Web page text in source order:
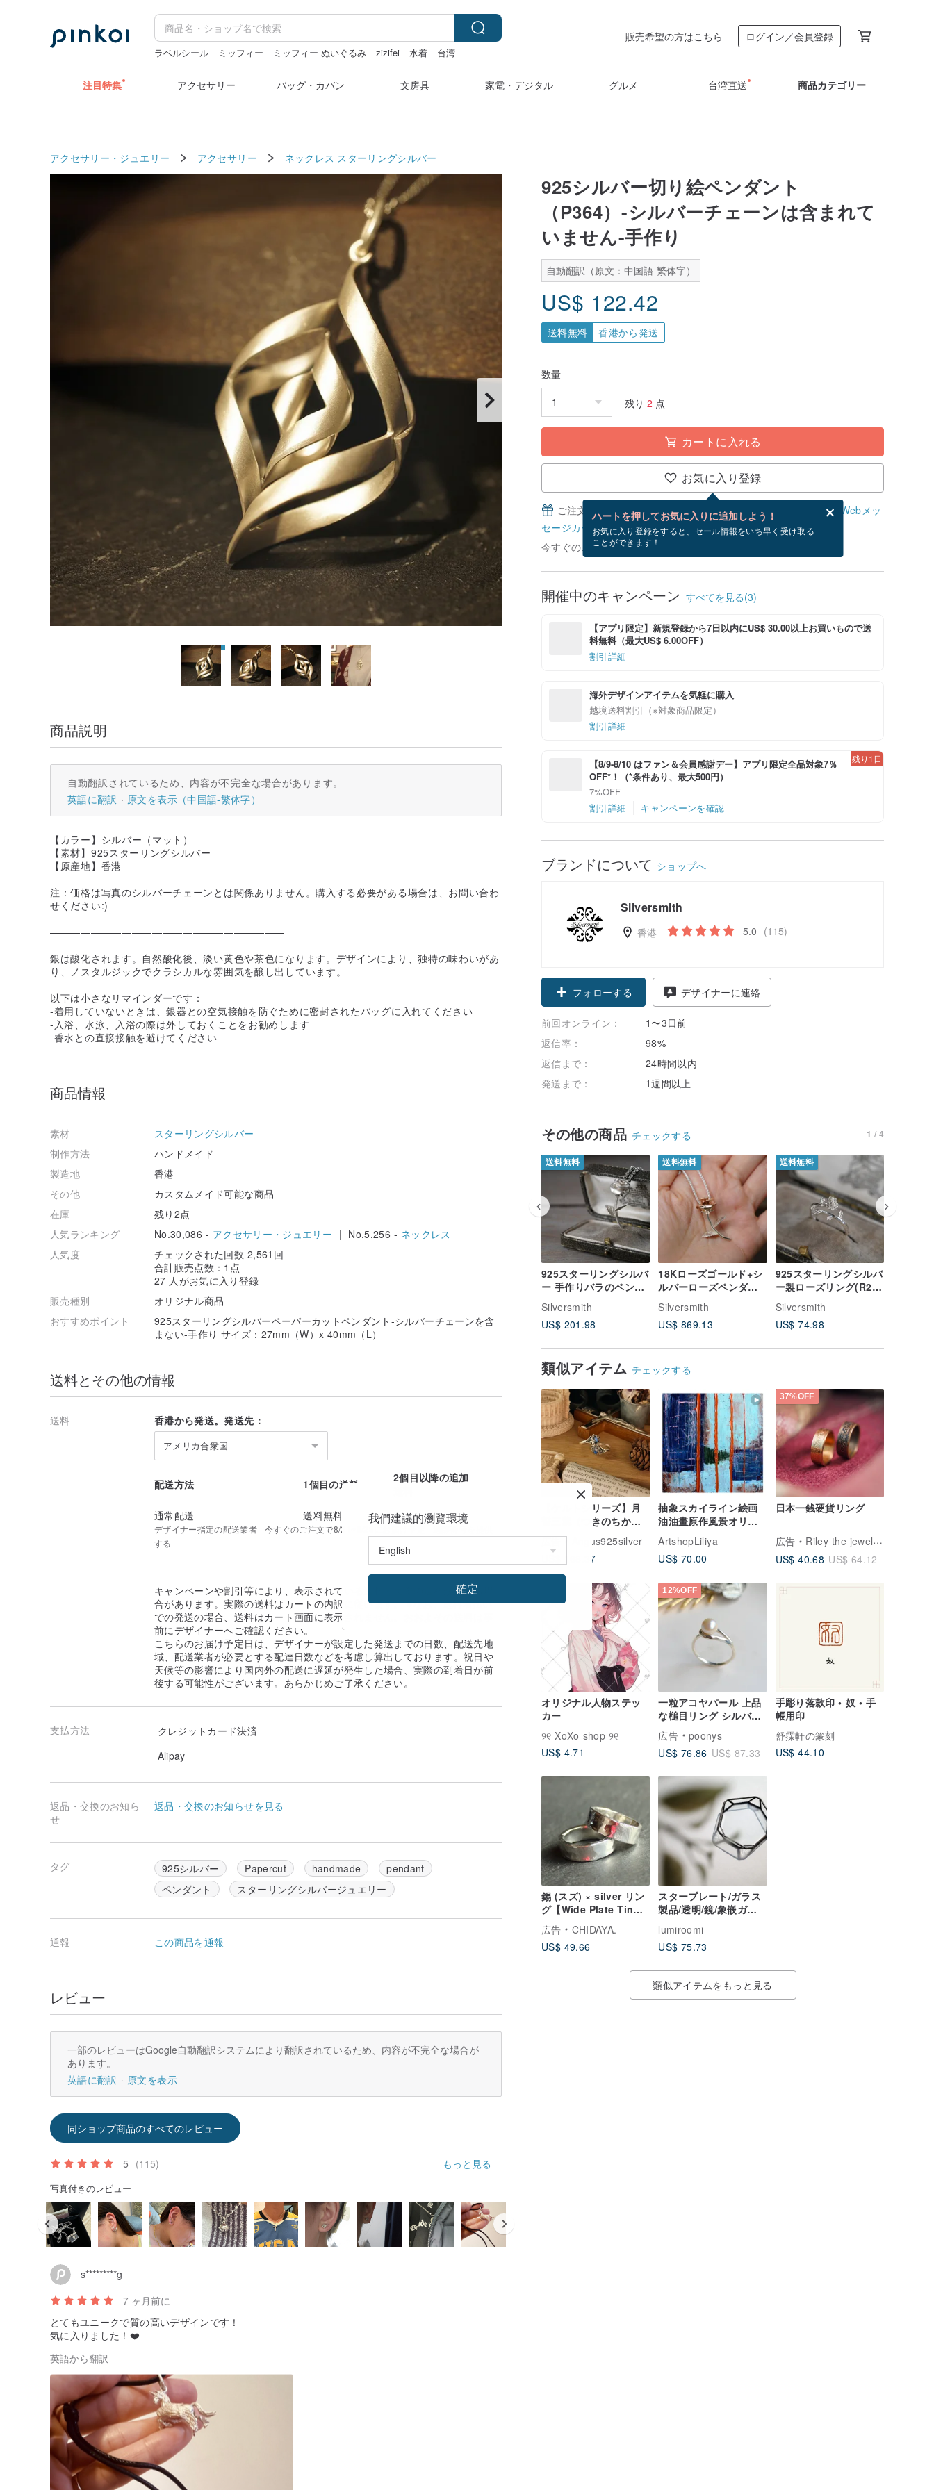
ラベルシール ミッフィー ミッフィー ぬいぐるみ zizifei 水着
台湾
販売希望の方はこちら ログイン／会員登録
注目特集 アクセサリー バッグ・カバン 文房具 家電・デジタル グルメ 台湾直送 商品カテゴリー
アクセサリー・ジュエリー アクセサリー ネックレス スターリングシルバー
925シルバー切り絵ペンダント
（P364）-シルバーチェーンは含まれて
いません-手作り
自動翻訳（原文：中国語-繁体字）
US$ 122.42
送料無料 香港から発送
数量
残り 2 点
カートに入れる
お気に入り登録
ハートを押してお気に入りに追加しよう！
お気に入り登録をすると、セール情報をいち早く受け取る
ことができます！
ご注文完了後、無料でWebメッセージカードを作成できます。
Webメッ
セージカードとは？
今すぐのご注文で8/21~8/28にお届け予定です。
開催中のキャンペーン すべてを見る(3)
【アプリ限定】新規登録から7日以内にUS$ 30.00以上お買いもので送
料無料（最大US$ 6.00OFF）
割引詳細
海外デザインアイテムを気軽に購入
越境送料割引（※対象商品限定）
割引詳細
【8/9-8/10 はファン＆会員感謝デー】アプリ限定全品対象7％
OFF*！（*条件あり、最大500円）
7%OFF
割引詳細
キャンペーンを確認
残り1日
ブランドについて ショップへ
Silversmith
香港 5.0 (115)
フォローする デザイナーに連絡
前回オンライン：
1〜3日前
返信率：
98%
返信まで：
24時間以内
発送まで：
1週間以上
その他の商品 チェックする 1 / 4
送料無料
925スターリングシルバ
ー 手作りバラのペンダ
ント SN2/18インチネッ
クレス付き (P375)
Silversmith
US$ 201.98
送料無料
18Kローズゴールド+シ
ルバーローズペンダン
ト（P382）接続SN2 /
18インチシルバーチェ
ーン-手作り
Silversmith
US$ 869.13
送料無料
925スターリングシルバ
ー製ローズリング(R25)
- ハンドメイド
Silversmith
US$ 74.98
類似アイテム チェックする
【ケルトシリーズ】月
誓三葉（つきのちか
い、みつば）/スリラン
カムーンストーン/シル
バー
広告
Angus925silver
US$ 168.37
抽象スカイライン絵画
油油畫原作風景オリジ
ナルアートアートワー
クインパスト
ArtshopLiliya
US$ 70.00
37%OFF
日本一銭硬貨リング
広告
Riley the jewellery
US$ 40.68 US$ 64.12
オリジナル人物ステッ
カー
୨୧ XoXo shop ୨୧
US$ 4.71
12%OFF
一粒アコヤパール 上品
な槌目リング シルバー
/ 送料無料 PY-289
広告
poonys
US$ 76.86 US$ 87.33
手彫り落款印 • 奴 • 手
帳用印
舒霂軒の篆刻
US$ 44.10
錫 (スズ) × silver リン
グ【Wide Plate Tin
Ring 】金属 シルバ
ー ペアリング 日本
広告
CHIDAYA.
US$ 49.66
スタープレート/ガラス
製品/透明/鏡/象嵌ガラ
lumiroomi
US$ 75.73
類似アイテムをもっと見る
商品説明
自動翻訳されているため、内容が不完全な場合があります。
英語に翻訳
原文を表示（中国語-繁体字）
【カラー】シルバー（マット）
【素材】925スターリングシルバー
【原産地】香港
注：価格は写真のシルバーチェーンとは関係ありません。購入する必要がある場合は、お問い合わ
せください:)
———————————————————————
銀は酸化されます。自然酸化後、淡い黄色や茶色になります。デザインにより、独特の味わいがあ
り、ノスタルジックでクラシカルな雰囲気を醸し出しています。
以下は小さなリマインダーです：
-着用していないときは、銀器との空気接触を防ぐために密封されたバッグに入れてください
-入浴、水泳、入浴の際は外しておくことをお勧めします
-香水との直接接触を避けてください
商品情報
素材
スターリングシルバー
制作方法
ハンドメイド
製造地
香港
その他
カスタムメイド可能な商品
在庫
残り2点
人気ランキング
No.30,086 - アクセサリー・ジュエリー | No.5,256 - ネックレス
人気度
チェックされた回数 2,561回
合計販売点数：1点
27 人がお気に入り登録
販売種別
オリジナル商品
おすすめポイント
925スターリングシルバーペーパーカットペンダント-シルバーチェーンを含
まない-手作り サイズ：27mm（W）x 40mm（L）
送料とその他の情報
送料 香港から発送。発送先：
アメリカ合衆国
配送方法 1個目の送料
2個目以降の追加
通常配送
送料無料
デザイナー指定の配送業者 | 今すぐのご注文で8/21~8/28にお届け予定 | 追跡番号を提供
する
キャンペーンや割引等により、表示されている送料と実際の送料が異なる場
合があります。実際の送料はカートの内訳に従います。 ※なお、送料着払い
での発送の場合、送料はカート画面に表示されません。おおよその送料は事
前にデザイナーへご確認ください。
こちらのお届け予定日は、デザイナーが設定した発送までの日数、配送先地
域、配送業者が必要とする配達日数などを考慮し算出しております。祝日や
天候等の影響により国内外の配送に遅延が発生した場合、実際の到着日が前
後する可能性がございます。あらかじめご了承ください。
支払方法
クレジットカード決済
Alipay
返品・交換のお知ら
せ
返品・交換のお知らせを見る
タグ 925シルバー Papercut handmade
pendant
ペンダント
スターリングシルバージュエリー
通報 この商品を通報
レビュー
一部のレビューはGoogle自動翻訳システムにより翻訳されているため、内容が不完全な場合が
あります。
英語に翻訳
原文を表示
同ショップ商品のすべてのレビュー
5 (115) もっと見る
写真付きのレビュー
s*********g
7 ヶ月前に
とてもユニークで質の高いデザインです！
気に入りました！❤️
英語から翻訳
我們建議的瀏覽環境
確定